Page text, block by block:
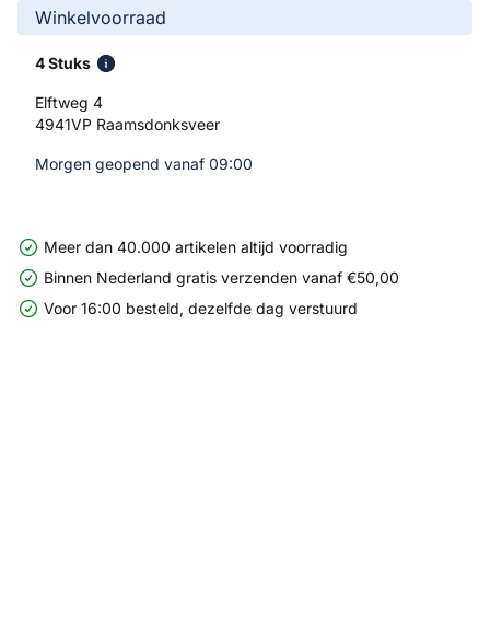
Winkelvoorraad
4 Stuks
Elftweg 4
4941VP Raamsdonksveer
Morgen geopend vanaf 09:00
Meer dan 40.000 artikelen altijd voorradig
Binnen Nederland gratis verzenden vanaf €50,00
Voor 16:00 besteld, dezelfde dag verstuurd